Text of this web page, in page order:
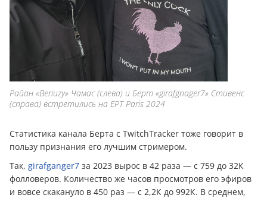
Райан «Beriuzy» Чамас (слева) и Берт «girafgnager7» Стивенс
(справа) встретились на EPT Paris 2024
Статистика канала Берта с TwitchTracker тоже говорит в
пользу признания его лучшим стримером.
Так, girafganger7 за 2023 вырос в 42 раза — с 759 до 32К
фолловеров. Количество же часов просмотров его эфиров
и вовсе скакануло в 450 раз — с 2,2К до 992К. В среднем,